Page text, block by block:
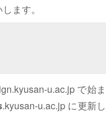
ます。
u.ac.jp で始ま
.kyusan-u.ac.jp に更新し